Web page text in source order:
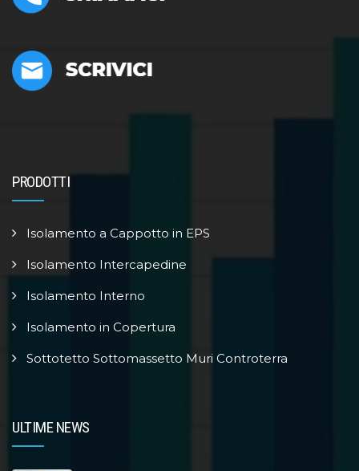
PRODOTTI
Isolamento a Cappotto in EPS
Isolamento Intercapedine
Isolamento Interno
Isolamento in Copertura
Sottotetto Sottomassetto Muri Controterra
ULTIME NEWS